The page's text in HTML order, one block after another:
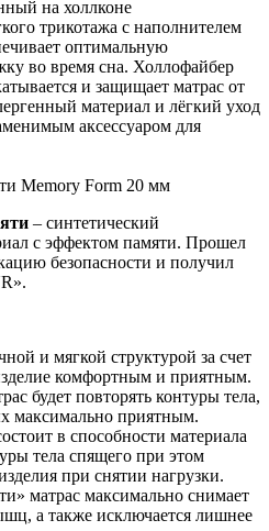
на холлконе
трикотажа с наполнителем
оптимальную
во время сна. Холлофайбер
и защищает матрас от
материал и лёгкий уход
аксессуаром для
Memory Form 20 мм
– синтетический
с эффектом памяти. Прошел
безопасности и получил
и мягкой структурой за счет
комфортным и приятным.
будет повторять контуры тела,
максимально приятным.
в способности материала
тела спящего при этом
при снятии нагрузки.
матрас максимально снимает
а также исключается лишнее